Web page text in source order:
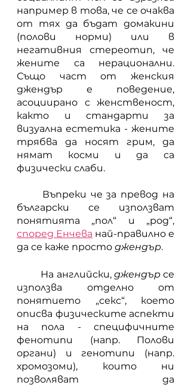
например в това, че се очаква
от тях да бъдат домакини
(полови норми) или в
негативния стереотип, че
жените са нерационални.
Също част от женския
джендър е поведение,
асоциирано с женственост,
както и стандарти за
визуална естетика - жените
трябва да носят грим, да
нямат косми и да са
физически слаби.
български се използват
според Енчева най-правилно е
да се каже просто джендър.
	На английски,
джендър се
използва отделно от
понятието „секс“, което
описва физическите аспекти
на пола - специфичните
фенотипи (напр. Полови
органи) и генотипи (напр.
хромозоми), които ни
позволяват да